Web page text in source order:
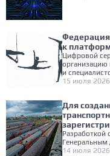
Федерация
к
Цифровой
организацию
и
15 июля 2026
Для
Разработкой
14 июля 2026